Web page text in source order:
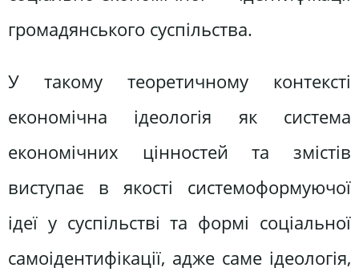
громадянського суспільства.
У такому теоретичному контексті
економічна ідеологія як система
економічних цінностей та змістів
виступає в якості системоформуючої
ідеї у суспільстві та формі соціальної
самоідентифікації, адже саме ідеологія,